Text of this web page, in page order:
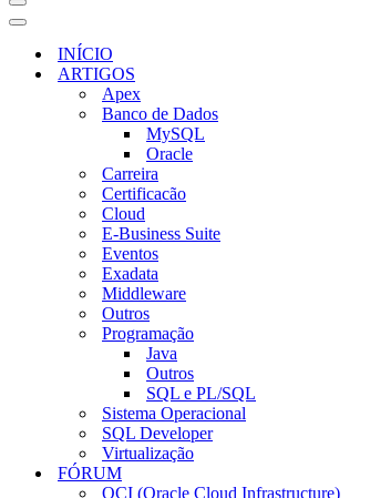
Menu
de
navegação
Menu
navegaçãoINÍCIO
ARTIGOS
Apex
Banco de Dados
MySQL
Oracle
Carreira
Certificacão
Cloud
E-Business Suite
Eventos
Exadata
Middleware
Outros
Programação
Java
Outros
SQL e PL/SQL
Sistema Operacional
SQL Developer
Virtualização
FÓRUM
OCI (Oracle Cloud Infrastructure)